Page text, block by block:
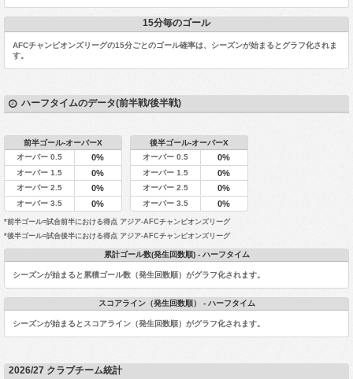
15分毎のゴール
AFCチャンピオンズリーグの15分ごとのゴール確率は、シーズンが始まるとグラフ化されま
す。
ハーフタイムのデータ(前半戦/後半戦)
前半ゴール-オーバーX
オーバー 0.5
0%
オーバー 1.5 0%
オーバー 2.5 0%
オーバー 3.5 0%
後半ゴール-オーバーX
オーバー 0.5
0%
オーバー 1.5 0%
オーバー 2.5 0%
オーバー 3.5 0%
*前半ゴール=試合前半における得点 アジア-AFCチャンピオンズリーグ
*後半ゴール=試合後半における得点 アジア-AFCチャンピオンズリーグ
累計ゴール数(発生回数順) - ハーフタイム
シーズンが始まると累積ゴール数（発生回数順）がグラフ化されます。
スコアライン（発生回数順） - ハーフタイム
シーズンが始まるとスコアライン（発生回数順）がグラフ化されます。
2026/27 クラブチーム統計